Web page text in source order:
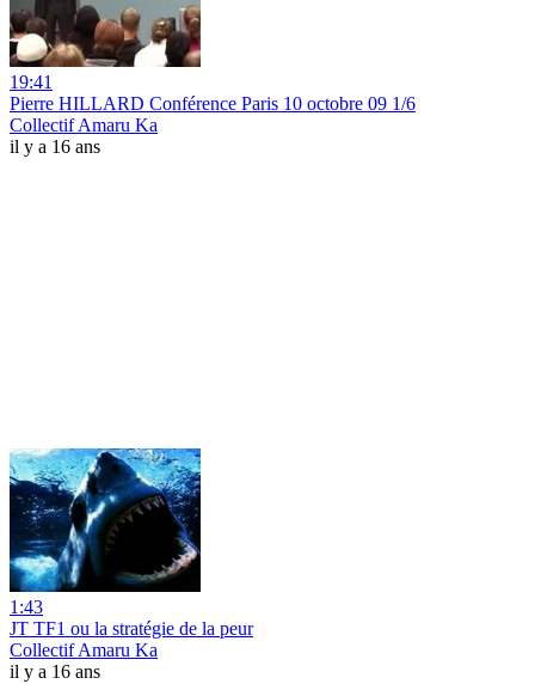
19:41
Pierre HILLARD Conférence Paris 10 octobre 09 1/6
Collectif Amaru Ka
il y a 16 ans
1:43
JT TF1 ou la stratégie de la peur
Collectif Amaru Ka
il y a 16 ans